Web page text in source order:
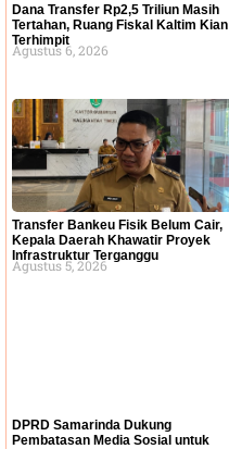
Dana Transfer Rp2,5 Triliun Masih
Tertahan, Ruang Fiskal Kaltim Kian
Terhimpit
Agustus 6, 2026
Transfer Bankeu Fisik Belum Cair,
Kepala Daerah Khawatir Proyek
Infrastruktur Terganggu
Agustus 5, 2026
DPRD Samarinda Dukung
Pembatasan Media Sosial untuk